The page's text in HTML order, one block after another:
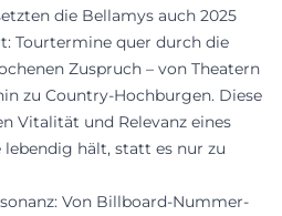
die Bellamys auch 2025
Tourtermine quer durch die
Zuspruch – von Theatern
zu Country-Hochburgen. Diese
Vitalität und Relevanz eines
lebendig hält, statt es nur zu
Von Billboard-Nummer-